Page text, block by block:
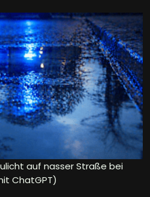
auf nasser Straße bei
ChatGPT)